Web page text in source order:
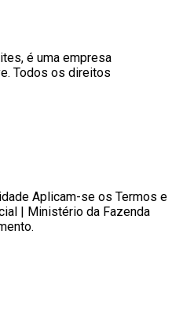
é uma empresa
Todos os direitos
Aplicam-se os Termos e
| Ministério da Fazenda